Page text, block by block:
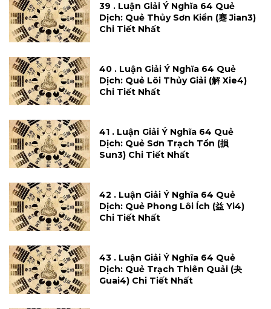
39 . Luận Giải Ý Nghĩa 64 Quẻ
Dịch: Quẻ Thủy Sơn Kiển (蹇 Jian3)
Chi Tiết Nhất
40 . Luận Giải Ý Nghĩa 64 Quẻ
Dịch: Quẻ Lôi Thủy Giải (解 Xie4)
Chi Tiết Nhất
41 . Luận Giải Ý Nghĩa 64 Quẻ
Dịch: Quẻ Sơn Trạch Tổn (損
Sun3) Chi Tiết Nhất
42 . Luận Giải Ý Nghĩa 64 Quẻ
Dịch: Quẻ Phong Lôi Ích (益 Yi4)
Chi Tiết Nhất
43 . Luận Giải Ý Nghĩa 64 Quẻ
Dịch: Quẻ Trạch Thiên Quải (夬
Guai4) Chi Tiết Nhất